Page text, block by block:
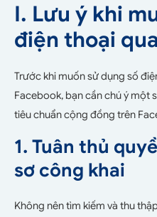
I. Lưu ý khi
điện thoại
Trước khi muốn sử dụng số
Facebook, bạn cần chú ý một
tiêu chuẩn cộng đồng trên
1. Tuân thủ
sơ công khai
Không nên tìm kiếm và thu